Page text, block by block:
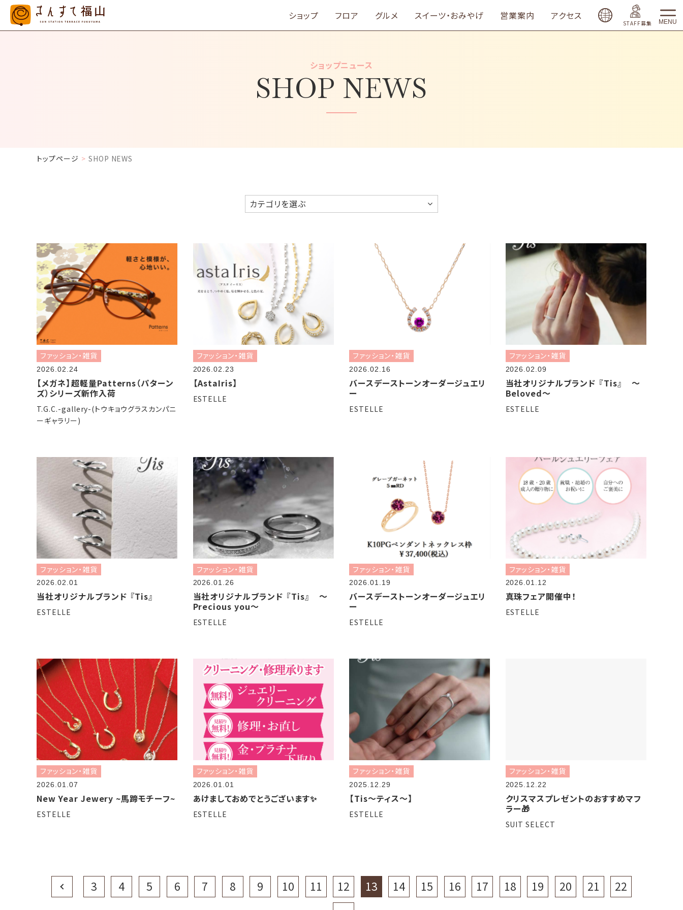
ショップ フロア グルメ スイーツ・おみやげ 営業案内 アクセス
STAFF募集 MENU
SHOP NEWS
ショップニュース
トップページ SHOP NEWS
カテゴリを選ぶ
ファッション・雑貨
2026.02.24
【メガネ】超軽量Patterns（パターン
ズ）シリーズ新作入荷
T.G.C.-gallery-(トウキョウグラスカンパニ
ーギャラリー)
ファッション・雑貨
2026.02.23
【AstaIris】
ESTELLE
ファッション・雑貨
2026.02.16
バースデーストーンオーダージュエリ
ー
ESTELLE
ファッション・雑貨
2026.02.09
当社オリジナルブランド 『Tis』 ～
Beloved～
ESTELLE
ファッション・雑貨
2026.02.01
当社オリジナルブランド 『Tis』
ESTELLE
ファッション・雑貨
2026.01.26
当社オリジナルブランド 『Tis』 ～
Precious you～
ESTELLE
ファッション・雑貨
2026.01.19
バースデーストーンオーダージュエリ
ー
ESTELLE
ファッション・雑貨
2026.01.12
真珠フェア開催中！
ESTELLE
ファッション・雑貨
2026.01.07
New Year Jewery ~馬蹄モチーフ~
ESTELLE
ファッション・雑貨
2026.01.01
あけましておめでとうございます✨
ESTELLE
ファッション・雑貨
2025.12.29
【Tis～ティス～】
ESTELLE
ファッション・雑貨
2025.12.22
クリスマスプレゼントのおすすめマフ
ラー🎁
SUIT SELECT
Prev 3 4 5 6 7 8 9 10 11 12 13 14 15 16 17 18 19 20 21
22